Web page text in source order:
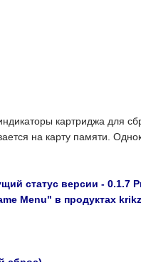
картриджа для
на карту памяти.
статус версии - 0.1.7
Menu" в продуктах